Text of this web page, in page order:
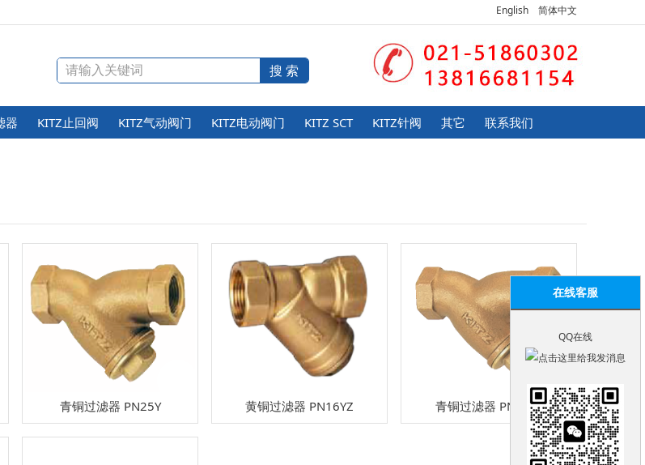
简体中文
English
器 KITZ止回阀 KITZ气动阀门 KITZ电动阀门 KITZ SCT KITZ针阀 其它 联系我们
青铜过滤器 PN25Y 黄铜过滤器 PN16YZ 青铜过滤器 PN16YE
在线客服
QQ在线